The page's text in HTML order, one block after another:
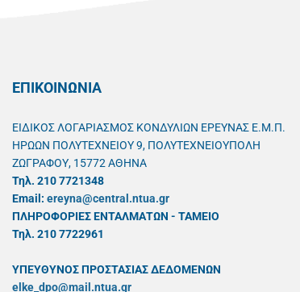
ΕΠΙΚΟΙΝΩΝΙΑ
ΕΙΔΙΚΟΣ ΛΟΓΑΡΙΑΣΜΟΣ ΚΟΝΔΥΛΙΩΝ ΕΡΕΥΝΑΣ Ε.Μ.Π.
ΗΡΩΩΝ ΠΟΛΥΤΕΧΝΕΙΟΥ 9, ΠΟΛΥΤΕΧΝΕΙΟΥΠΟΛΗ
ΖΩΓΡΑΦΟΥ, 15772 ΑΘΗΝΑ
Τηλ. 210 7721348
Email: ereyna@central.ntua.gr
ΠΛΗΡΟΦΟΡΙΕΣ ΕΝΤΑΛΜΑΤΩΝ - ΤΑΜΕΙΟ
Τηλ. 210 7722961
ΥΠΕΥΘYΝΟΣ ΠΡΟΣΤΑΣΙΑΣ ΔΕΔΟΜΕΝΩΝ
elke_dpo@mail.ntua.gr